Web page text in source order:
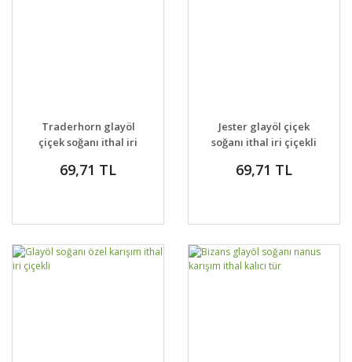
Traderhorn glayöl
çiçek soğanı ithal iri
69,71 TL
Jester glayöl çiçek
soğanı ithal iri çiçekli
69,71 TL